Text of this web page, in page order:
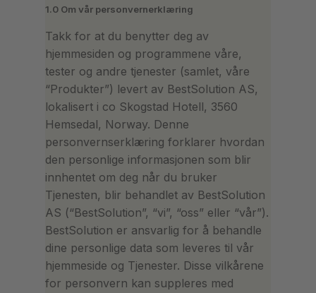
1.0 Om vår personvernerklæring
Takk for at du benytter deg av
hjemmesiden og programmene våre,
tester og andre tjenester (samlet, våre
“Produkter”) levert av BestSolution AS,
lokalisert i co Skogstad Hotell, 3560
Hemsedal, Norway. Denne
personvernserklæring forklarer hvordan
den personlige informasjonen som blir
innhentet om deg når du bruker
Tjenesten, blir behandlet av BestSolution
AS (“BestSolution”, “vi”, “oss” eller “vår”).
BestSolution er ansvarlig for å behandle
dine personlige data som leveres til vår
hjemmeside og Tjenester. Disse vilkårene
for personvern kan suppleres med